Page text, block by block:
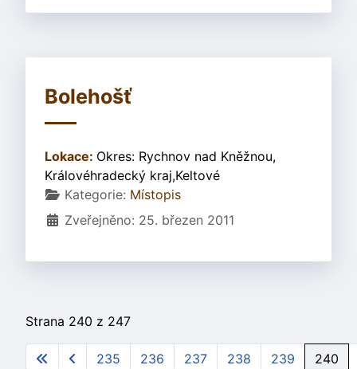
Bolehošť
Lokace: Okres: Rychnov nad Kněžnou,
Královéhradecký kraj,Keltové
Základní údaje
Kategorie: Místopis
Zveřejněno: 25. březen 2011
Strana 240 z 247
235 236 237 238 239 240